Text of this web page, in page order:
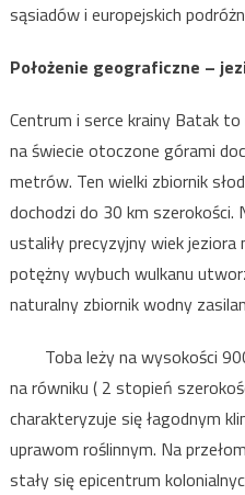
sąsiadów i europejskich
Położenie geograficzne –
Centrum i serce krainy Batak
na świecie otoczone górami
metrów. Ten wielki zbiornik
dochodzi do 30 km szerokości.
ustaliły precyzyjny wiek
potężny wybuch wulkanu
naturalny zbiornik wodny
Toba leży na wysokości
na równiku ( 2 stopień
charakteryzuje się łagodnym
uprawom roślinnym. Na
stały się epicentrum